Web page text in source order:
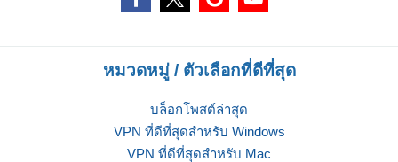
หมวดหมู่ / ตัวเลือกที่ดีที่สุด
บล็อกโพสต์ล่าสุด
VPN ที่ดีที่สุดสำหรับ Windows
VPN ที่ดีที่สุดสำหรับ Mac